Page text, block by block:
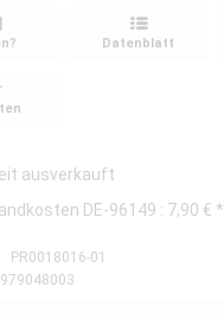
Datenblatt
ausverkauft
DE-96149 : 7,90 € *
PR0018016-01